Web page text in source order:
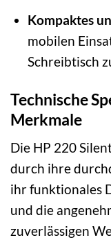
Kompaktes
mobilen
Schreibtisch
Technische
Merkmale
Die HP 220
durch ihre
ihr funktionales
und die
zuverlässigen